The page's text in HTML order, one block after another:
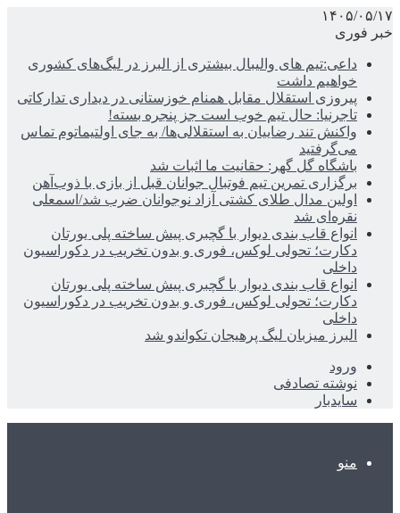
۱۴۰۵/۰۵/۱۷
خبر فوری
داعی:تیم های والیبال بیشتری از البرز در لیگ‌های کشوری
خواهیم داشت
پیروزی استقلال مقابل همنام خوزستانی در دیداری تدارکاتی
تاجرنیا: حال تیم خوب است جز پنجره بسته!
واکنش تند رضاییان به استقلالی‌ها/ به جای اولتیماتوم تماس
می‌گرفتید
باشگاه گل گهر: حقانیت ما اثبات شد
برگزاری تمرین تیم فوتبال جوانان قبل از بازی با ذوب‌آهن
اولین مدال طلای کشتی آزاد نوجوانان ضرب شد/اسمعلی
نقره‌ای شد
انواع قاب بندی دیوار با گچبری پیش ساخته پلی یورتان
دکارت؛ تحولی لوکس، فوری و بدون تخریب در دکوراسیون
داخلی
انواع قاب بندی دیوار با گچبری پیش ساخته پلی یورتان
دکارت؛ تحولی لوکس، فوری و بدون تخریب در دکوراسیون
داخلی
البرز میزبان لیگ پرهیجان تکواندو شد
ورود
نوشته تصادفی
سایدبار
منو